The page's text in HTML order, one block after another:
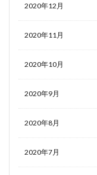
2020年12月
2020年11月
2020年10月
2020年9月
2020年8月
2020年7月